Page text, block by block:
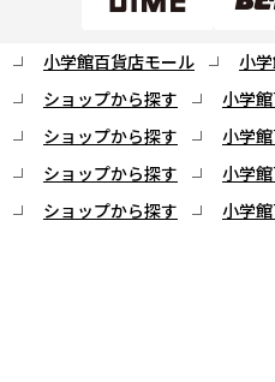
小学館百貨店モール
小
ショップから探す
小学
ショップから探す
小学
ショップから探す
小学
ショップから探す 小学